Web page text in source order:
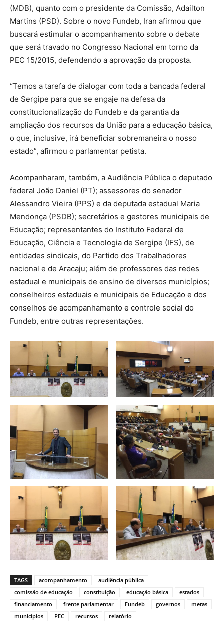
(MDB), quanto com o presidente da Comissão, Adailton
Martins (PSD). Sobre o novo Fundeb, Iran afirmou que
buscará estimular o acompanhamento sobre o debate
que será travado no Congresso Nacional em torno da
PEC 15/2015, defendendo a aprovação da proposta.
“Temos a tarefa de dialogar com toda a bancada federal
de Sergipe para que se engaje na defesa da
constitucionalização do Fundeb e da garantia da
ampliação dos recursos da União para a educação básica,
o que, inclusive, irá beneficiar sobremaneira o nosso
estado”, afirmou o parlamentar petista.
Acompanharam, também, a Audiência Pública o deputado
federal João Daniel (PT); assessores do senador
Alessandro Vieira (PPS) e da deputada estadual Maria
Mendonça (PSDB); secretários e gestores municipais de
Educação; representantes do Instituto Federal de
Educação, Ciência e Tecnologia de Sergipe (IFS), de
entidades sindicais, do Partido dos Trabalhadores
nacional e de Aracaju; além de professores das redes
estadual e municipais de ensino de diversos municípios;
conselheiros estaduais e municipais de Educação e dos
conselhos de acompanhamento e controle social do
Fundeb, entre outras representações.
TAGS acompanhamento
audiência pública
comissão de educação
constituição educação básica
estados
financiamento
frente parlamentar Fundeb governos
metas
municípios
PEC recursos relatório